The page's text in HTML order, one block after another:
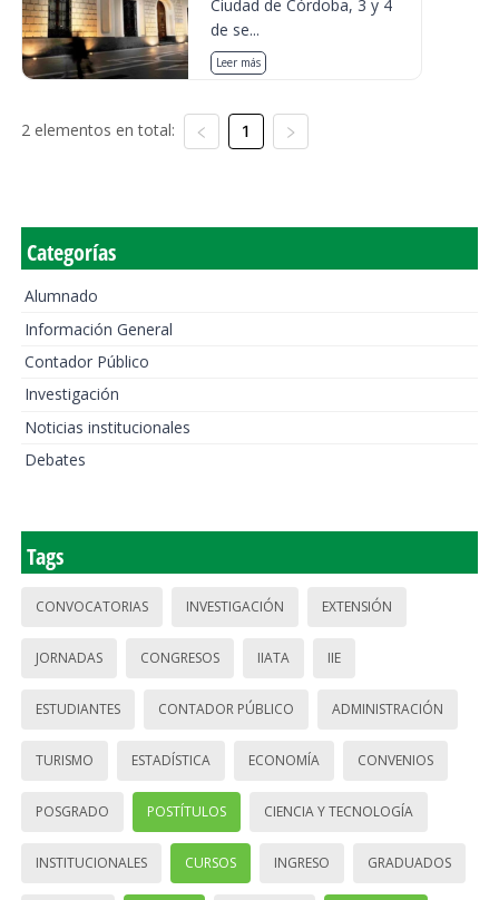
Ciudad de Córdoba, 3 y 4
de se...
Leer más
2 elementos en total: 1
Categorías
Alumnado
Información General
Contador Público
Investigación
Noticias institucionales
Debates
Tags
CONVOCATORIAS INVESTIGACIÓN EXTENSIÓN
JORNADAS CONGRESOS IIATA IIE
ESTUDIANTES CONTADOR PÚBLICO ADMINISTRACIÓN
TURISMO ESTADÍSTICA ECONOMÍA CONVENIOS
POSGRADO POSTÍTULOS CIENCIA Y TECNOLOGÍA
INSTITUCIONALES CURSOS INGRESO GRADUADOS